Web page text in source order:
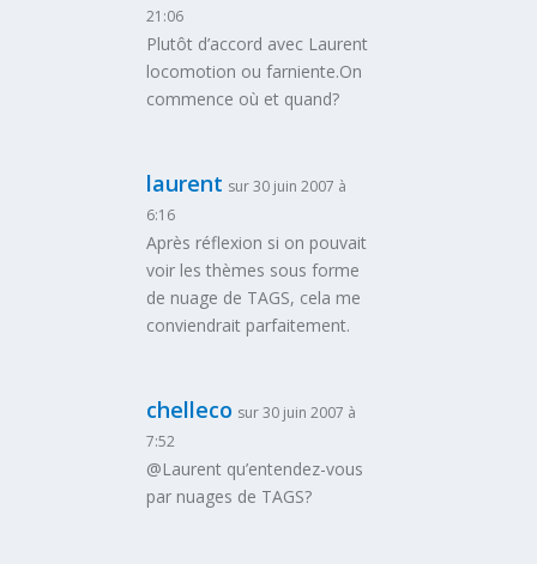
21:06
Plutôt d’accord avec Laurent
locomotion ou farniente.On
commence où et quand?
laurent sur 30 juin 2007 à
6:16
Après réflexion si on pouvait
voir les thèmes sous forme
de nuage de TAGS, cela me
conviendrait parfaitement.
chelleco sur 30 juin 2007 à
7:52
@Laurent qu’entendez-vous
par nuages de TAGS?